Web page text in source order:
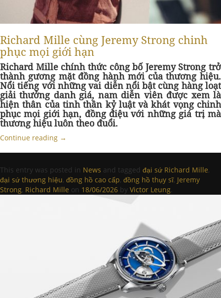
Richard Mille cùng Jeremy Strong chinh
phục mọi giới hạn
Richard Mille chính thức công bố Jeremy Strong trở
thành gương mặt đồng hành mới của thương hiệu.
Nổi tiếng với những vai diễn nổi bật cùng hàng loạt
giải thưởng danh giá, nam diễn viên được xem là
hiện thân của tinh thần kỷ luật và khát vọng chinh
phục mọi giới hạn, đồng điệu với những giá trị mà
thương hiệu luôn theo đuổi.
Continue reading →
This entry was posted in News and tagged đại sứ Richard Mille,
đại sứ thương hiệu, đồng hồ cao cấp, đồng hồ thụy sĩ, Jeremy
Strong, Richard Mille on 18/06/2026 by Victor Leung.